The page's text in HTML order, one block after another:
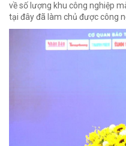
về số lượng khu công nghiệp
tại đây đã làm chủ được công